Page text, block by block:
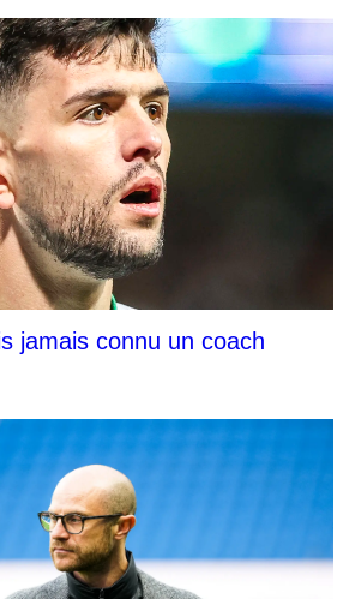
jamais connu un coach